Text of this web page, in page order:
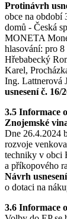
Protinávrh
obce na období
domů - Česká
MONETA
hlasování: pro
Hřebabecký
Karel,
Ing. Lattnerová
usnesení č.
3.5 Informace
Znojemské
Dne 26.4.2024
rozvoje
techniky v obci
a příkopového
Návrh
o dotaci na
3.6 Informace